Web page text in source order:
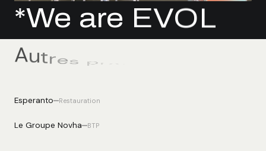
Autres p
Esperanto Restauration
Le Groupe Novha BTP
*We are EVOL